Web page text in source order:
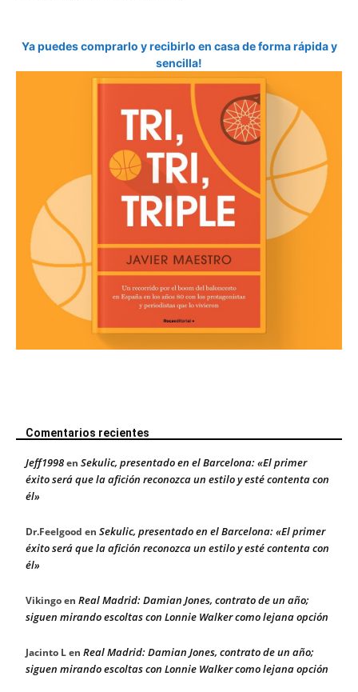
Ya puedes comprarlo y recibirlo en casa de forma rápida y
sencilla!
Comentarios recientes
Jeff1998en Sekulic, presentado en el Barcelona: «El primer
éxito será que la afición reconozca un estilo y esté contenta con
él»
Dr.Feelgood en Sekulic, presentado en el Barcelona: «El primer
éxito será que la afición reconozca un estilo y esté contenta con
él»
Vikingoen Real Madrid: Damian Jones, contrato de un año;
siguen mirando escoltas con Lonnie Walker como lejana opción
Jacinto Len Real Madrid: Damian Jones, contrato de un año;
siguen mirando escoltas con Lonnie Walker como lejana opción